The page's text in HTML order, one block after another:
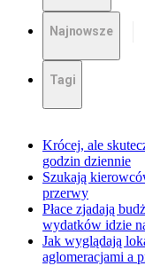
Najnowsze
Tagi
Krócej, ale
godzin dziennie
Szukają
przerwy
Płace zjadają
wydatków idzie
Jak wyglądają
aglomeracjami a